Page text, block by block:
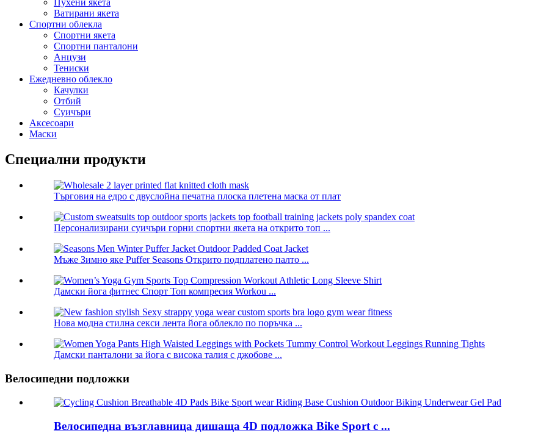
Ватирани якета
Спортни облекла
Спортни якета
Спортни панталони
Анцузи
Тениски
Ежедневно облекло
Качулки
Отбий
Суичъри
Аксесоари
Маски
Специални продукти
Търговия на едро с двуслойна печатна плоска плетена маска от плат
Персонализирани суичъри горни спортни якета на открито топ ...
Мъже Зимно яке Puffer Seasons Открито подплатено палто ...
Дамски йога фитнес Спорт Топ компресия Workou ...
Нова модна стилна секси лента йога облекло по поръчка ...
Дамски панталони за йога с висока талия с джобове ...
Велосипедни подложки
Велосипедна възглавница дишаща 4D подложка Bike Sport с ...